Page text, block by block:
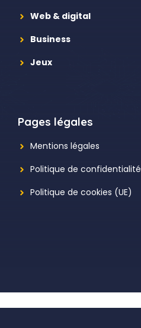
Web & digital
Business
Jeux
Pages légales
Mentions légales
Politique de confidentialité
Politique de cookies (UE)